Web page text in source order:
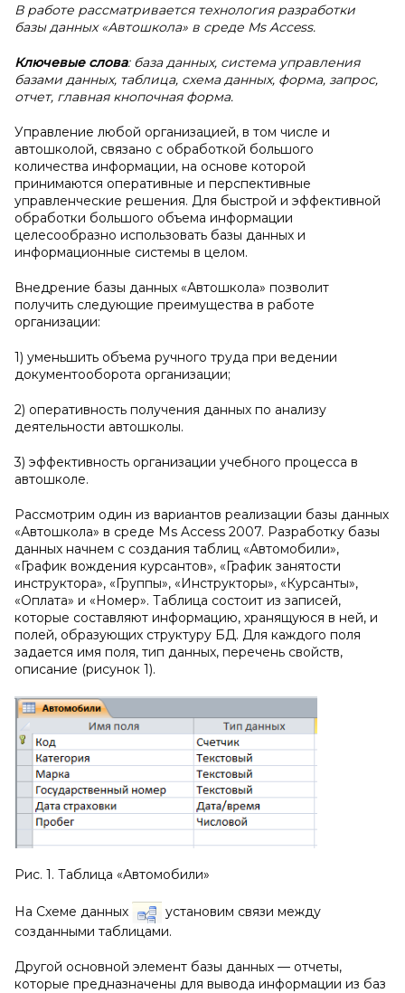
В работе рассматривается технология разработки
базы данных «Автошкола» в среде Ms Access.
Ключевые слова: база данных, система управления
базами данных, таблица, схема данных, форма, запрос,
отчет, главная кнопочная форма.
Управление любой организацией, в том числе и
автошколой, связано с обработкой большого
количества информации, на основе которой
принимаются оперативные и перспективные
управленческие решения. Для быстрой и эффективной
обработки большого объема информации
целесообразно использовать базы данных и
информационные системы в целом.
Внедрение базы данных «Автошкола» позволит
получить следующие преимущества в работе
организации:
1) уменьшить объема ручного труда при ведении
документооборота организации;
2) оперативность получения данных по анализу
деятельности автошколы.
3) эффективность организации учебного процесса в
автошколе.
Рассмотрим один из вариантов реализации базы данных
«Автошкола» в среде Ms Access 2007. Разработку базы
данных начнем с создания таблиц «Автомобили»,
«График вождения курсантов», «График занятости
инструктора», «Группы», «Инструкторы», «Курсанты»,
«Оплата» и «Номер». Таблица состоит из записей,
которые составляют информацию, хранящуюся в ней, и
полей, образующих структуру БД. Для каждого поля
задается имя поля, тип данных, перечень свойств,
описание (рисунок 1).
Рис. 1. Таблица «Автомобили»
На Схеме данных
установим связи между
созданными таблицами.
Другой основной элемент базы данных — отчеты,
которые предназначены для вывода информации из баз